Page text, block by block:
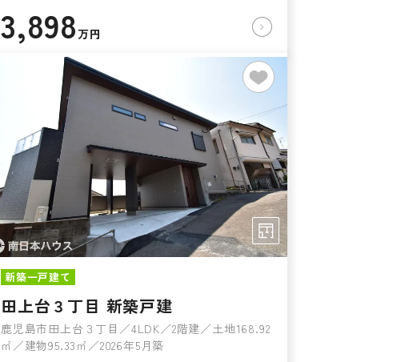
3,898万円
新築一戸建て
田上台３丁目 新築戸建
鹿児島市田上台３丁目／4LDK／2階建／土地168.92
㎡／建物95.33㎡／2026年5月築